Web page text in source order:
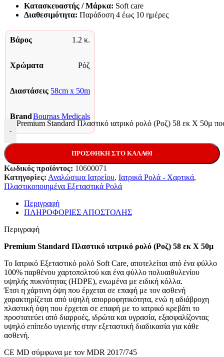
Κατασκευαστής / Μάρκα: Soft care
Διαθεσιμότητα: Παράδoση 4 έως 10 ημέρες
Βάρος 1.2 κ.
Χρώματα Ρόζ
Διαστάσεις 58cm x 50m
BrandBournas Medicals
-
Premium Standard Πλαστικό ιατρικό ρολό (Ροζ) 58 εκ Χ 50μ
ΠΡΟΣΘΉΚΗ ΣΤΟ ΚΑΛΆΘΙ
Κωδικός προϊόντος: 10600071
Κατηγορίες: Αναλώσιμα Ιατρείου, Ιατρικά Ρολά - Χαρτικά,
Πλαστικοποιημένα Εξεταστικά Ρολά
Περιγραφή
ΠΛΗΡΟΦΟΡΙΕΣ ΑΠΟΣΤΟΛΗΣ
Περιγραφή
Premium Standard Πλαστικό ιατρικό ρολό (Ροζ) 58 εκ Χ 50μ
Το Ιατρικό Εξεταστικό ρολό Soft Care, αποτελείται από ένα φύλλο
100% παρθένου χαρτοπολτού και ένα φύλλο πολυαιθυλενίου
υψηλής πυκνότητας (HDPE), ενωμένα με ειδική κόλλα.
Έτσι η χάρτινη όψη που έρχεται σε επαφή με τον ασθενή
χαρακτηρίζεται από υψηλή απορροφητικότητα, ενώ η αδιάβροχη
πλαστική όψη που έρχεται σε επαφή με το ιατρικό κρεβάτι το
προστατεύει από διαρροές, ιδρώτα και υγρασία, εξασφαλίζοντας
υψηλό επίπεδο υγιεινής στην εξεταστική διαδικασία για κάθε
ασθενή.
CE MD σύμφωνα με τον MDR 2017/745